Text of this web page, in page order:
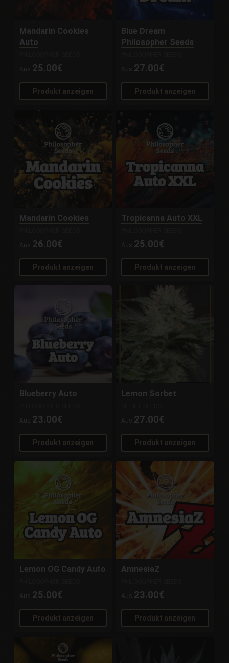
Mandarin Cookies
Auto
Aus 25.00€
Produkt anzeigen
Blue Dream
Philosopher Seeds
Aus 27.00€
Produkt anzeigen
Mandarin Cookies
Aus 26.00€
Produkt anzeigen
Tropicanna Auto XXL
Aus 25.00€
Produkt anzeigen
Blueberry Auto
Aus 23.00€
Produkt anzeigen
Lemon Sorbet
Aus 27.00€
Produkt anzeigen
Lemon OG Candy Auto
Aus 25.00€
Produkt anzeigen
AmnesiaZ
Aus 23.00€
Produkt anzeigen